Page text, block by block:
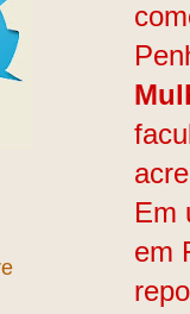
Em
em